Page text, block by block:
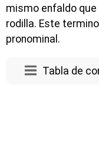
mismo enfaldo que
rodilla. Este
pronominal.
Tabla de